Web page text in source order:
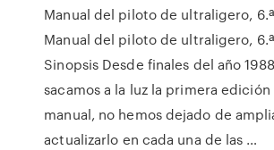
Manual del piloto de ultraligero,
Manual del piloto de ultraligero,
Sinopsis Desde finales del año
sacamos a la luz la primera
manual, no hemos dejado de
actualizarlo en cada una de las …